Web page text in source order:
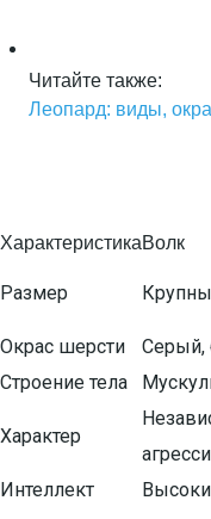
Читайте также:
Леопард: виды,
ХарактеристикаВолк
Размер
Окрас шерсти Серый,
Строение тела
Характер
Интеллект